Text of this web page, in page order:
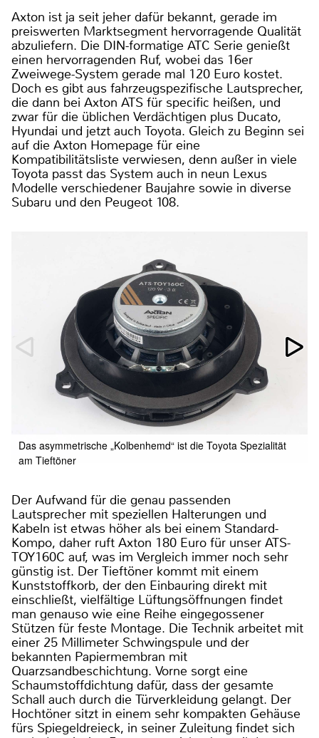
Axton ist ja seit jeher dafür bekannt, gerade im
preiswerten Marktsegment hervorragende Qualität
abzuliefern. Die DIN-formatige ATC Serie genießt
einen hervorragenden Ruf, wobei das 16er
Zweiwege-System gerade mal 120 Euro kostet.
Doch es gibt aus fahrzeugspezifische Lautsprecher,
die dann bei Axton ATS für specific heißen, und
zwar für die üblichen Verdächtigen plus Ducato,
Hyundai und jetzt auch Toyota. Gleich zu Beginn sei
auf die Axton Homepage für eine
Kompatibilitätsliste verwiesen, denn außer in viele
Toyota passt das System auch in neun Lexus
Modelle verschiedener Baujahre sowie in diverse
Subaru und den Peugeot 108.
Das asymmetrische „Kolbenhemd“ ist die Toyota Spezialität
am Tieftöner
Der Aufwand für die genau passenden
Lautsprecher mit speziellen Halterungen und
Kabeln ist etwas höher als bei einem Standard-
Kompo, daher ruft Axton 180 Euro für unser ATS-
TOY160C auf, was im Vergleich immer noch sehr
günstig ist. Der Tieftöner kommt mit einem
Kunststoffkorb, der den Einbauring direkt mit
einschließt, vielfältige Lüftungsöffnungen findet
man genauso wie eine Reihe eingegossener
Stützen für feste Montage. Die Technik arbeitet mit
einer 25 Millimeter Schwingspule und der
bekannten Papiermembran mit
Quarzsandbeschichtung. Vorne sorgt eine
Schaumstoffdichtung dafür, dass der gesamte
Schall auch durch die Türverkleidung gelangt. Der
Hochtöner sitzt in einem sehr kompakten Gehäuse
fürs Spiegeldreieck, in seiner Zuleitung findet sich